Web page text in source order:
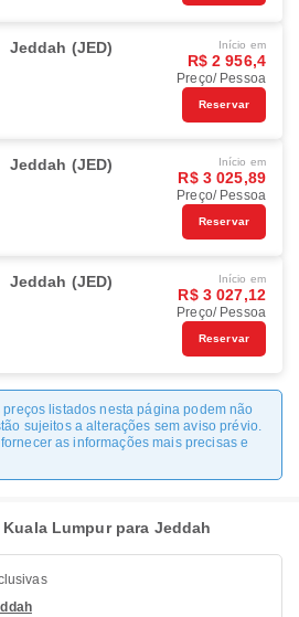
Jeddah (JED) Início em
R$ 2 956,4
Preço/ Pessoa
Reservar
Jeddah (JED) Início em
R$ 3 025,89
Preço/ Pessoa
Reservar
Jeddah (JED) Início em
R$ 3 027,12
Preço/ Pessoa
Reservar
preços listados nesta página podem não
sujeitos a alterações sem aviso prévio.
as informações mais precisas e
Lumpur para Jeddah